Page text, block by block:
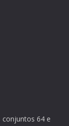
conjuntos 64 e